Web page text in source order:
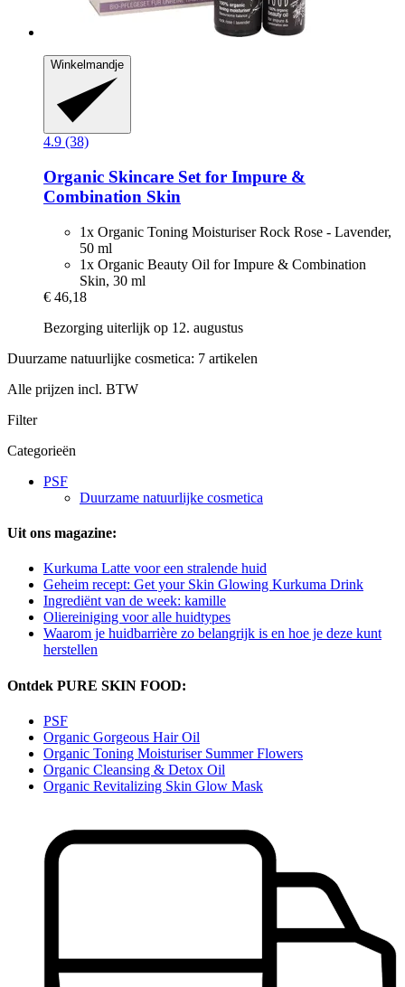
Winkelmandje
4.9 (38)
Organic Skincare Set for Impure &
Combination Skin
1x Organic Toning Moisturiser Rock Rose - Lavender,
50 ml
1x Organic Beauty Oil for Impure & Combination
Skin, 30 ml
€ 46,18
Bezorging uiterlijk op 12. augustus
Duurzame natuurlijke cosmetica: 7 artikelen
Alle prijzen incl. BTW
Filter
Categorieën
PSF
Duurzame natuurlijke cosmetica
Uit ons magazine:
Kurkuma Latte voor een stralende huid
Geheim recept: Get your Skin Glowing Kurkuma Drink
Ingrediënt van de week: kamille
Oliereiniging voor alle huidtypes
Waarom je huidbarrière zo belangrijk is en hoe je deze kunt
herstellen
Ontdek PURE SKIN FOOD:
PSF
Organic Gorgeous Hair Oil
Organic Toning Moisturiser Summer Flowers
Organic Cleansing & Detox Oil
Organic Revitalizing Skin Glow Mask